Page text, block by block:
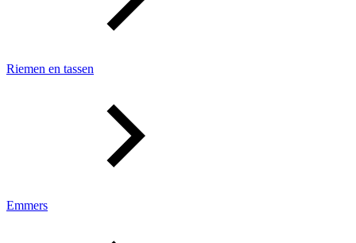
Riemen en tassen
Emmers